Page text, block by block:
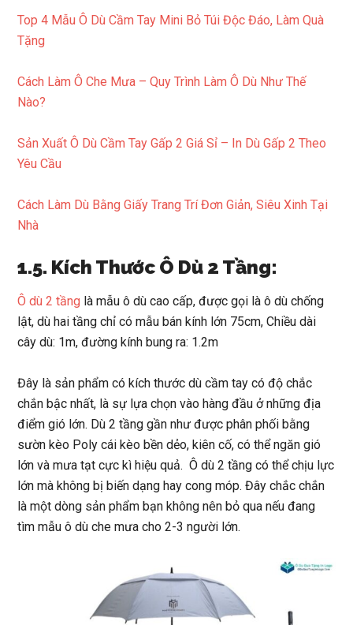
Top 4 Mẫu Ô Dù Cầm Tay Mini Bỏ Túi Độc Đáo, Làm Quà
Tặng
Cách Làm Ô Che Mưa – Quy Trình Làm Ô Dù Như Thế
Nào?
Sản Xuất Ô Dù Cầm Tay Gấp 2 Giá Sỉ – In Dù Gấp 2 Theo
Yêu Cầu
Cách Làm Dù Bằng Giấy Trang Trí Đơn Giản, Siêu Xinh Tại
Nhà
1.5. Kích Thước Ô Dù 2 Tầng:
Ô dù 2 tầng là mẫu ô dù cao cấp, được gọi là ô dù chống
lật, dù hai tầng chỉ có mẫu bán kính lớn 75cm, Chiều dài
cây dù: 1m, đường kính bung ra: 1.2m
Đây là sản phẩm có kích thước dù cầm tay có độ chắc
chắn bậc nhất, là sự lựa chọn vào hàng đầu ở những địa
điểm gió lớn. Dù 2 tầng gần như được phân phối bằng
sườn kèo Poly cái kèo bền dẻo, kiên cố, có thể ngăn gió
lớn và mưa tạt cực kì hiệu quả. Ô dù 2 tầng có thể chịu lực
lớn mà không bị biến dạng hay cong móp. Đây chắc chắn
là một dòng sản phẩm bạn không nên bỏ qua nếu đang
tìm mẫu ô dù che mưa cho 2-3 người lớn.